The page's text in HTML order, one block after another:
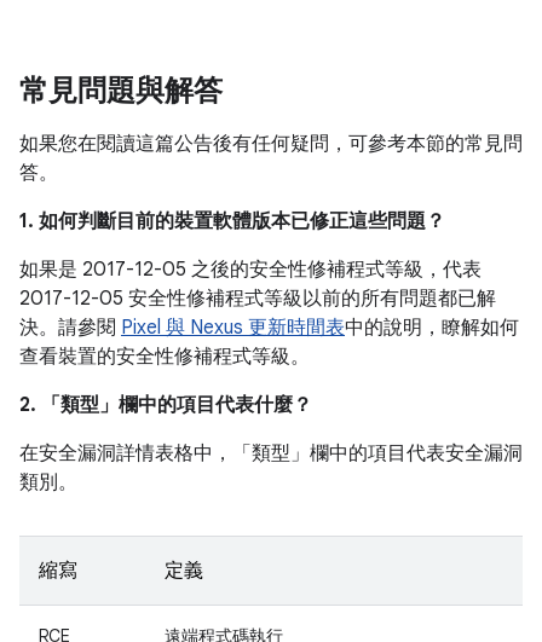
常見問題與解答
如果您在閱讀這篇公告後有任何疑問，可參考本節的常見問
答。
1. 如何判斷目前的裝置軟體版本已修正這些問題？
如果是 2017-12-05 之後的安全性修補程式等級，代表
2017-12-05 安全性修補程式等級以前的所有問題都已解
決。請參閱 Pixel 與 Nexus 更新時間表中的說明，瞭解如何
查看裝置的安全性修補程式等級。
2. 「類型」 欄中的項目代表什麼？
在安全漏洞詳情表格中，「類型」 欄中的項目代表安全漏洞
類別。
縮寫 定義
RCE 遠端程式碼執行